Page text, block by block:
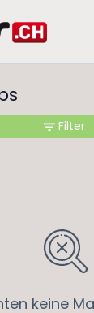
keine
Filter